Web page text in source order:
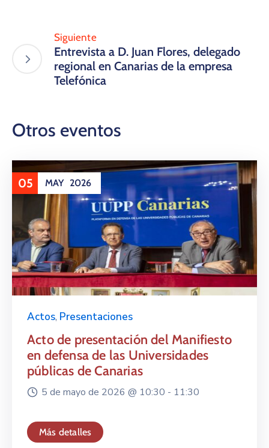
Siguiente
Entrevista a D. Juan Flores, ​delegado
regional en Canarias de la empresa
Telefónica
Otros eventos
05 MAY 2026
Actos, Presentaciones
Acto de presentación del Manifiesto
en defensa de las Universidades
públicas de Canarias
5 de mayo de 2026 @ 10:30 - 11:30
Más detalles